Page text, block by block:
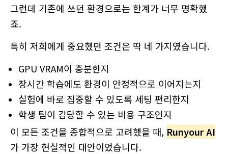
그런데 기존에 쓰던 환경으로는 한계가 너무 명확했
죠.
특히 저희에게 중요했던 조건은 딱 네 가지였습니다.
GPU VRAM이 충분한지
장시간 학습에도 환경이 안정적으로 이어지는지
실험에 바로 집중할 수 있도록 세팅 편리한지
학생 팀이 감당할 수 있는 비용 구조인지
이 모든 조건을 종합적으로 고려했을 때, Runyour AI
가 가장 현실적인 대안이었습니다.